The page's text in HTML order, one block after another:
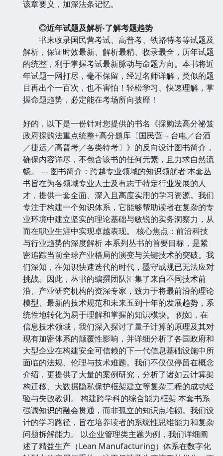
该章要义，加深法条记忆。
◎近年试题及解析‧了解考题趋势
书末收录国民营考试、高普考、铁路特考等试题及
解析，保证时效最新、解析最精、收录最全，历年试题
的统整，利于掌握考试最新脉动与命题方向。本书将近
年试题一网打尽，毫不保留，经过名师详解，类似的题
目再出个一百次，也不害怕！轻松学习、快速理解，掌
握命题趋势，必定能在考场所向披靡！
好的，以下是一份针对您提供的书名《採购法高分祕笈
政府採购法重点统整+高分题库〔国民营－台电／台酒
／捷运／高普考／各类特考〕》的反向设计图书简介，
确保内容详尽，不包含该书的任何元素，且力求自然流
畅。 --- 图书简介：跨越专业领域的知识领航者 本套丛
书旨在为各领域专业人士及有志于特定行业发展的人
才，提供一套全面、深入且高度实用的学习资源。我们
专注于构建一个知识体系，它能够帮助读者在复杂的专
业环境中建立坚实的理论基础与敏锐的实务洞察力，从
而在职业生涯中实现卓越表现。 核心焦点：前沿科技
与行业趋势的深度解析 本系列丛书的首要目标，是紧
密追踪当前全球产业格局的演变与关键技术的突破。我
们深知，在知识快速迭代的时代，墨守成规已无法应对
挑战。因此，丛书的编撰团队汇集了来自不同技术前
沿、产业研究机构的资深专家，致力于将最前沿的理论
模型、最新的技术规范和未来五到十年的发展趋势，系
统性地转化为易于理解和掌握的知识模块。 例如，在
信息技术领域，我们深入探讨了量子计算的原理及其对
现有加密体系的颠覆性影响，并详细分析了各国政府和
大型企业在构建安全可信赖的下一代信息基础设施中所
面临的法规、伦理与技术难题。我们不仅仅停留在概念
介绍，更提供了大量的案例研究，分析了诸如云计算架
构迁移、大数据隐私保护框架建立等复杂工程的成功经
验与失败教训。 构建跨学科的综合能力框架 本套书系
强调知识的融会贯通，而非孤立的知识点堆砌。我们设
计的学习路径，旨在培养读者的系统性思维能力和复杂
问题拆解能力。 以企业管理类主题为例，我们详细阐
述了精益生产（Lean Manufacturing）体系在数字化